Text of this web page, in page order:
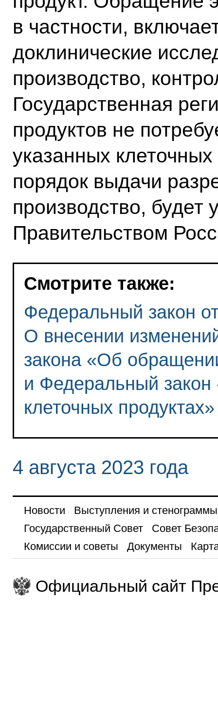
в частности,
доклинические
производство,
Государственная
продуктов не
указанных
порядок выдачи
производство, будет
Правительством
Смотрите также:
Федеральный закон
О внесении
закона «Об
и Федеральный
клеточных продуктах»
4 августа 2023 года
Новости
Выступления и стенограммы
Государственный Совет
Совет
Комиссии и советы
Документы
Официальный сайт